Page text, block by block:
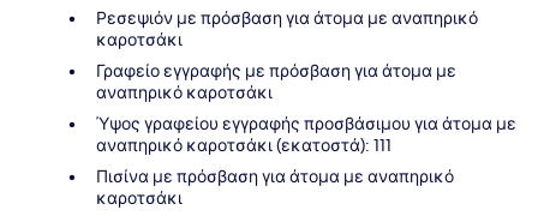
Ρεσεψιόν με πρόσβαση για άτομα με αναπηρικό
καροτσάκι
Γραφείο εγγραφής με πρόσβαση για άτομα με
αναπηρικό καροτσάκι
Ύψος γραφείου εγγραφής προσβάσιμου για άτομα με
αναπηρικό καροτσάκι (εκατοστά): 111
Πισίνα με πρόσβαση για άτομα με αναπηρικό
καροτσάκι